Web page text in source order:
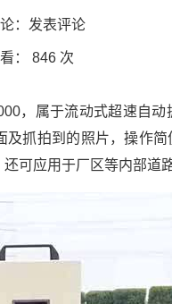
： 发表评论
： 846 次
，属于流动式超速自
及抓拍到的照片，操作
可应用于厂区等内部道路